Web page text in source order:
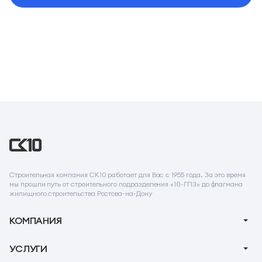
Строительная компания СК10 работает для Вас с 1955 года. За это время
мы прошли путь от строительного подразделения «10-ГПЗ» до флагмана
жилищного строительства Ростова-на-Дону
КОМПАНИЯ
О компании
УСЛУГИ